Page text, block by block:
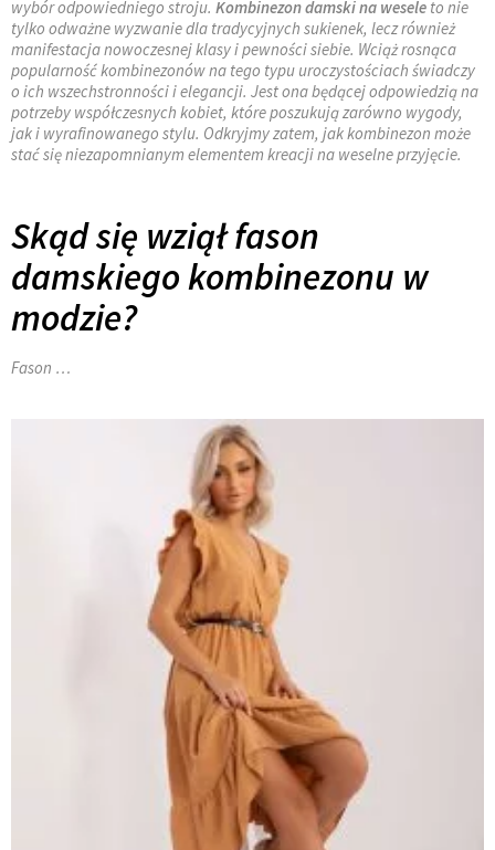
wybór odpowiedniego stroju. Kombinezon damski na wesele to nie
tylko odważne wyzwanie dla tradycyjnych sukienek, lecz również
manifestacja nowoczesnej klasy i pewności siebie. Wciąż rosnąca
popularność kombinezonów na tego typu uroczystościach świadczy
o ich wszechstronności i elegancji. Jest ona będącej odpowiedzią na
potrzeby współczesnych kobiet, które poszukują zarówno wygody,
jak i wyrafinowanego stylu. Odkryjmy zatem, jak kombinezon może
stać się niezapomnianym elementem kreacji na weselne przyjęcie.
Skąd się wziął fason
damskiego kombinezonu w
modzie?
Fason …